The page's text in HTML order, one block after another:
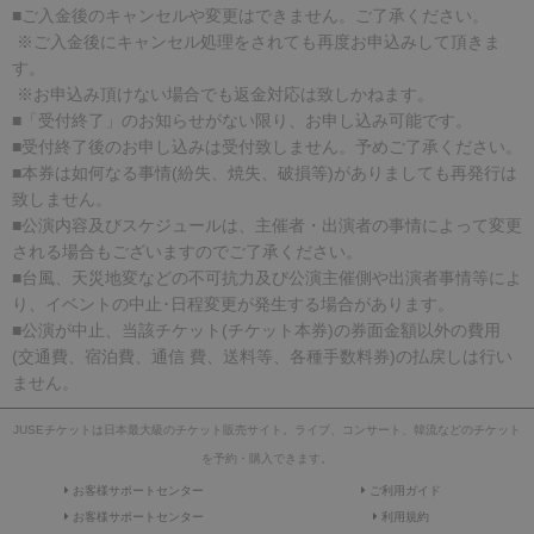
■ご入金後のキャンセルや変更はできません。ご了承ください。
※ご入金後にキャンセル処理をされても再度お申込みして頂きま
す。
※お申込み頂けない場合でも返金対応は致しかねます。
■「受付終了」のお知らせがない限り、お申し込み可能です。
■受付終了後のお申し込みは受付致しません。予めご了承ください。
■本券は如何なる事情(紛失、焼失、破損等)がありましても再発行は
致しません。
■公演内容及びスケジュールは、主催者・出演者の事情によって変更
される場合もございますのでご了承ください。
■台風、天災地変などの不可抗力及び公演主催側や出演者事情等によ
り、イベントの中止･日程変更が発生する場合があります。
■公演が中止、当該チケット(チケット本券)の券面金額以外の費用
(交通費、宿泊費、通信 費、送料等、各種手数料券)の払戻しは行い
ません。
JUSEチケットは日本最大級のチケット販売サイト。ライブ、コンサート、韓流などのチケット
を予約・購入できます。
お客様サポートセンター
ご利用ガイド
お客様サポートセンター
利用規約